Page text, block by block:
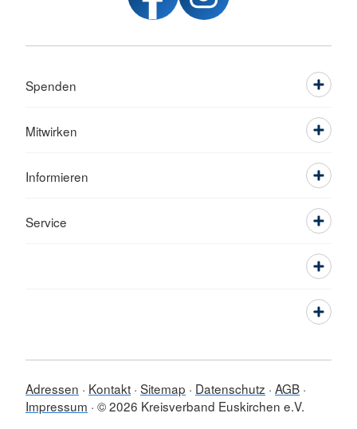
Spenden
Mitwirken
Informieren
Service
Adressen Kontakt Sitemap Datenschutz AGB
Impressum © 2026 Kreisverband Euskirchen e.V.